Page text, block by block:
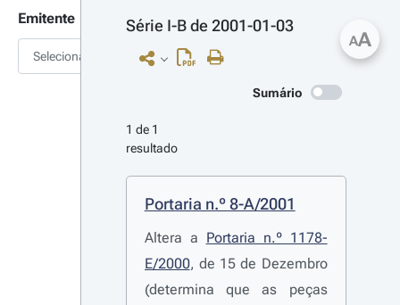
Emitente
Selecionar
Série I-B de 2001-01-03
Sumário
1 de 1
resultado
Portaria n.º 8-A/2001
Altera a Portaria n.º 1178-
E/2000, de 15 de Dezembro
(determina que as peças
AA